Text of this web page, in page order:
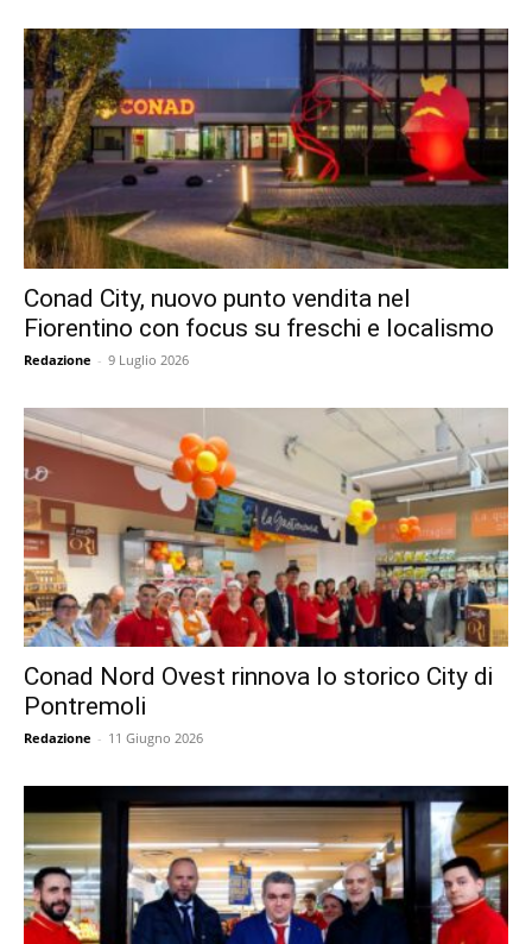
Conad City, nuovo punto vendita nel
Fiorentino con focus su freschi e localismo
Redazione - 9 Luglio 2026
Conad Nord Ovest rinnova lo storico City di
Pontremoli
Redazione - 11 Giugno 2026